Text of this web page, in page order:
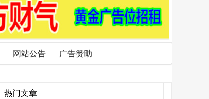
网站公告 广告赞助
热门文章